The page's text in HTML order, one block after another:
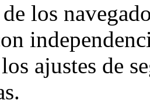
los
ajustes de